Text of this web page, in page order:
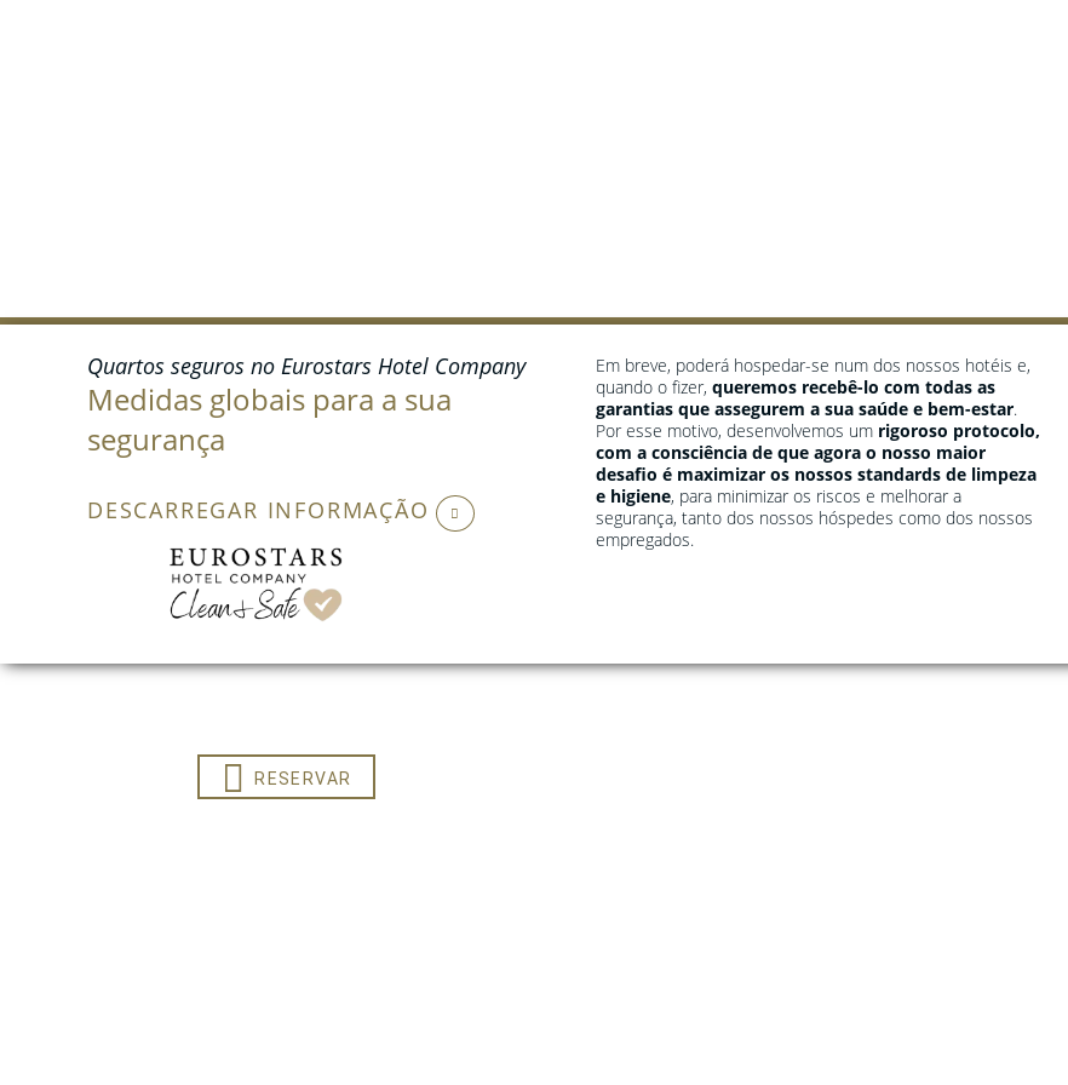
Quartos seguros no Eurostars Hotel Company
Medidas globais para a sua
segurança
DESCARREGAR INFORMAÇÃO
Em breve, poderá hospedar-se num dos nossos hotéis e,
quando o fizer, queremos recebê-lo com todas as
garantias que assegurem a sua saúde e bem-estar.
Por esse motivo, desenvolvemos um rigoroso protocolo,
com a consciência de que agora o nosso maior
desafio é maximizar os nossos standards de limpeza
e higiene, para minimizar os riscos e melhorar a
segurança, tanto dos nossos hóspedes como dos nossos
empregados.
RESERVAR